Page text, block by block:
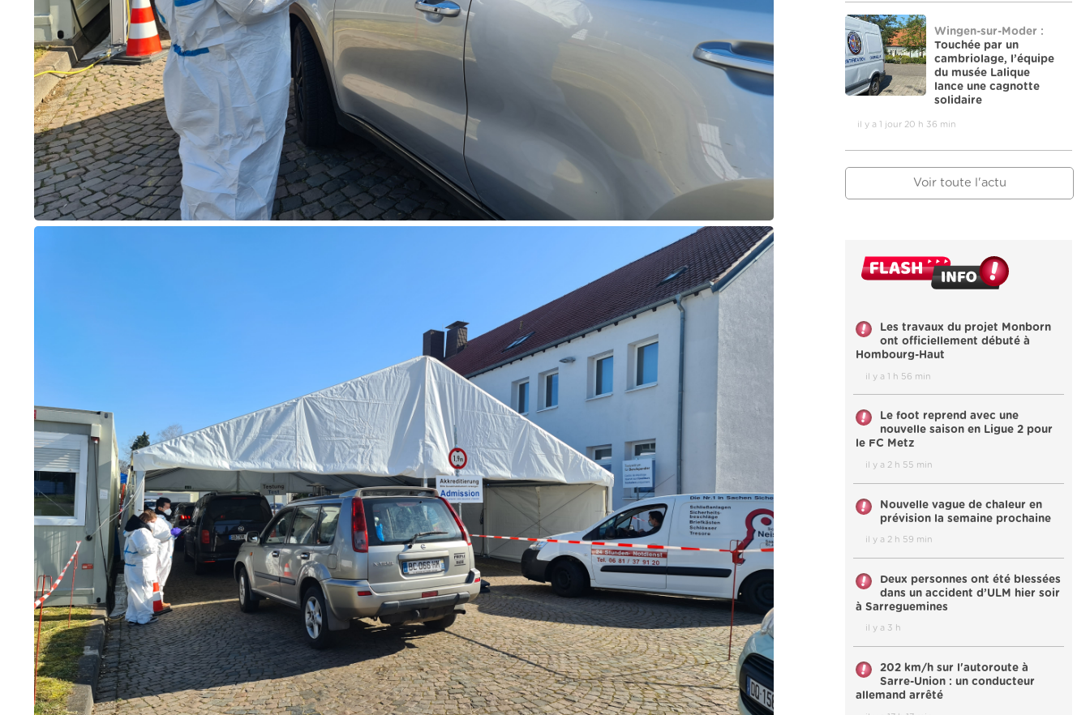
Wingen-sur-Moder :
Touchée par un
cambriolage, l’équipe
du musée Lalique
lance une cagnotte
solidaire
il y a 1 jour 20 h 36 min
Voir toute l'actu
Les travaux du projet Monborn
ont officiellement débuté à
Hombourg-Haut
il y a 1 h 56 min
Le foot reprend avec une
nouvelle saison en Ligue 2 pour
le FC Metz
il y a 2 h 55 min
Nouvelle vague de chaleur en
prévision la semaine prochaine
il y a 2 h 59 min
Deux personnes ont été blessées
dans un accident d’ULM hier soir
à Sarreguemines
il y a 3 h
202 km/h sur l'autoroute à
Sarre-Union : un conducteur
allemand arrêté